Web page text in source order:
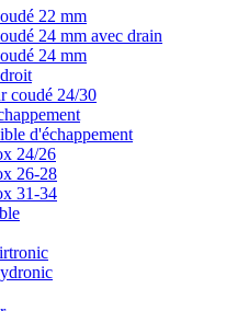
22 mm
24 mm avec drain
24 mm
coudé 24/30
d'échappement
24/26
26-28
31-34